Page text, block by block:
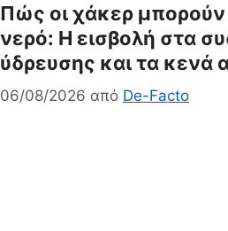
Πώς οι χάκερ
νερό: Η εισβολή στα
ύδρευσης και τα κενά
06/08/2026 από De-Facto